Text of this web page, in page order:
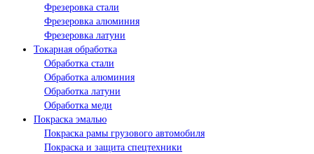
Фрезеровка стали
Фрезеровка алюминия
Фрезеровка латуни
Токарная обработка
Обработка стали
Обработка алюминия
Обработка латуни
Обработка меди
Покраска эмалью
Покраска рамы грузового автомобиля
Покраска и защита спецтехники